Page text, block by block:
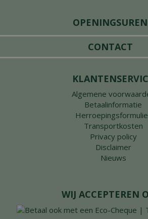
OPENINGSUREN
CONTACT
Algemene
Betaalinformatie
Transportkosten
Privacy policy
Disclaimer
Nieuws
WIJ ACCEPTEREN